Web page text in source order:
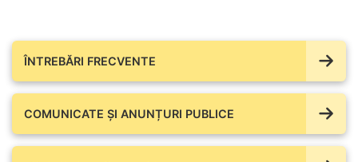
ÎNTREBĂRI FRECVENTE
COMUNICATE ŞI ANUNȚURI PUBLICE